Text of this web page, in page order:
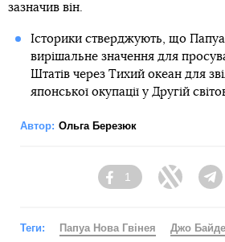
зазначив він.
Історики стверджують, що
вирішальне значення для
Штатів через Тихий океан для
японської окупації у Другій
Автор: Ольга Березюк
Facebook
1
Twitter
Теги: Папуа Нова Гвінея Джо